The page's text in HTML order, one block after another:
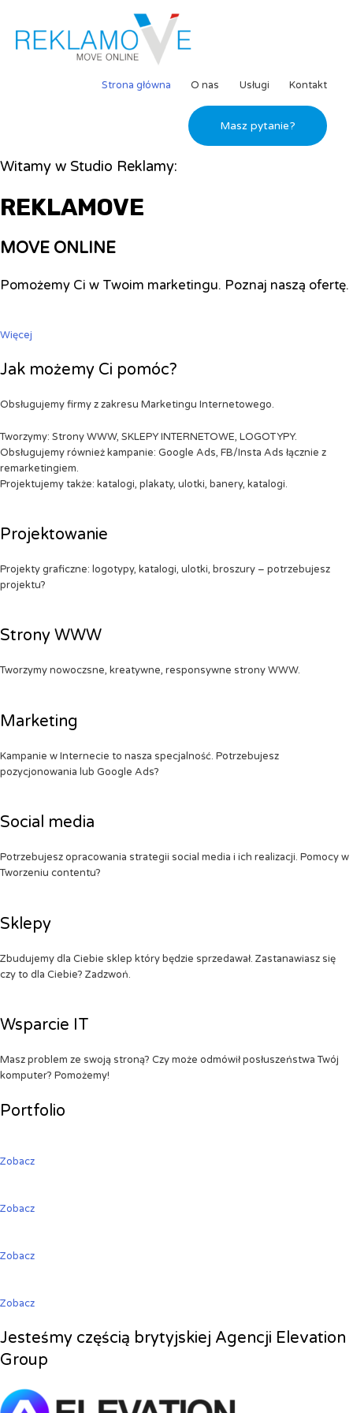
Strona główna O nas Usługi Kontakt
Masz pytanie?
Witamy w Studio Reklamy:
REKLAMOVE
MOVE ONLINE
Pomożemy Ci w Twoim marketingu. Poznaj naszą ofertę.
Więcej
Jak możemy Ci pomóc?
Obsługujemy firmy z zakresu Marketingu Internetowego.
Tworzymy: Strony WWW, SKLEPY INTERNETOWE, LOGOTYPY.
Obsługujemy również kampanie: Google Ads, FB/Insta Ads łącznie z
remarketingiem.
Projektujemy także: katalogi, plakaty, ulotki, banery, katalogi.
Projektowanie
Projekty graficzne: logotypy, katalogi, ulotki, broszury – potrzebujesz
projektu?
Strony WWW
Tworzymy nowoczsne, kreatywne, responsywne strony WWW.
Marketing
Kampanie w Internecie to nasza specjalność. Potrzebujesz
pozycjonowania lub Google Ads?
Social media
Potrzebujesz opracowania strategii social media i ich realizacji. Pomocy w
Tworzeniu contentu?
Sklepy
Zbudujemy dla Ciebie sklep który będzie sprzedawał. Zastanawiasz się
czy to dla Ciebie? Zadzwoń.
Wsparcie IT
Masz problem ze swoją stroną? Czy może odmówił posłuszeństwa Twój
komputer? Pomożemy!
Portfolio
Zobacz
Zobacz
Zobacz
Zobacz
Jesteśmy częścią brytyjskiej Agencji Elevation
Group